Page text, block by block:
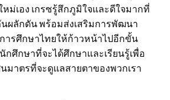
ม่เอง เกรซรู้สึกภูมิใจและดีใจมากที่
ผลักดัน พร้อมส่งเสริมการพัฒนา
ารศึกษาไทยให้ก้าวหน้าไปอีกขั้น
ศึกษาที่จะได้ศึกษาและเรียนรู้เพื่อ
มาตรที่จะดูแลสายตาของพวกเรา